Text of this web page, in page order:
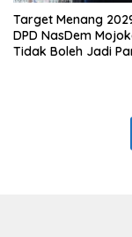
Target Menang
DPD NasDem
Tidak Boleh Jadi